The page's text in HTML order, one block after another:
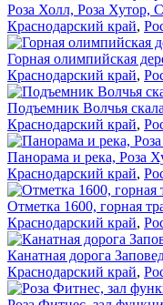
Роза Холл, Роза Хутор,
Краснодарский край,
Горная олимпийская
Краснодарский край,
Подъемник Волчья
Краснодарский край,
Панорама и река, Роза
Краснодарский край,
Отметка 1600, горная
Краснодарский край,
Канатная дорога
Краснодарский край,